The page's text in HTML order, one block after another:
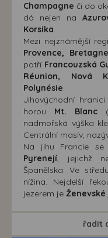
Champagne či do
dá nejen na
Korsika.
Mezi nejznámější
Provence, Bretagne
patří Francouzská
Réunion, Nová
Polynésie.
Jihovýchodní
horou Mt. Blanc
nadmořská výška
Centrální masív,
Na jihu Francie se
Pyrenejí, jejichž
Španělska. Ve
nížina. Nejdelší
jezerem je
řadit